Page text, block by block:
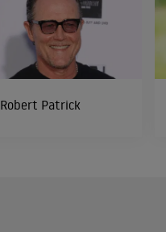
Robert Patrick